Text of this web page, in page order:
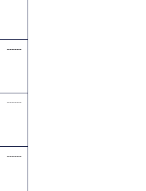
------
------
------